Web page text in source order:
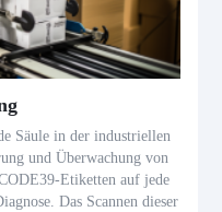
Säule in der industriellen
und Überwachung von
Etiketten auf jede
Das Scannen dieser